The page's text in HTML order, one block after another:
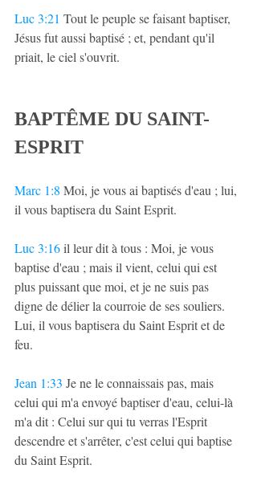
Luc 3:21 Tout le peuple se faisant baptiser,
Jésus fut aussi baptisé ; et, pendant qu'il
priait, le ciel s'ouvrit.
BAPTÊME DU SAINT-
ESPRIT
Marc 1:8 Moi, je vous ai baptisés d'eau ; lui,
il vous baptisera du Saint Esprit.
Luc 3:16 il leur dit à tous : Moi, je vous
baptise d'eau ; mais il vient, celui qui est
plus puissant que moi, et je ne suis pas
digne de délier la courroie de ses souliers.
Lui, il vous baptisera du Saint Esprit et de
feu.
Jean 1:33 Je ne le connaissais pas, mais
celui qui m'a envoyé baptiser d'eau, celui-là
m'a dit : Celui sur qui tu verras l'Esprit
descendre et s'arrêter, c'est celui qui baptise
du Saint Esprit.